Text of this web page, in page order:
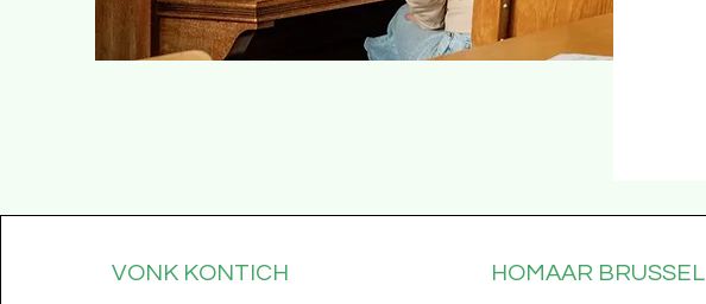
VONK KONTICH HOMAAR BRUSSEL